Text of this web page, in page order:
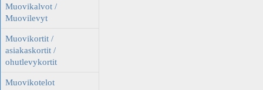
Muovikalvot /
Muovilevyt
Muovikortit /
asiakaskortit /
ohutlevykortit
Muovikotelot